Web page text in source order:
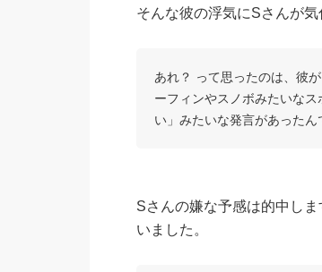
そんな彼の浮気にSさんが
あれ？ って思ったのは、彼
ーフィンやスノボみたいな
い」みたいな発言があったん
Sさんの嫌な予感は的中し
いました。